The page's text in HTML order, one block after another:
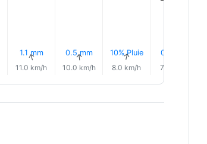
1.1 mm
↑
11.0 km/h
0.5 mm
↑
10.0 km/h
10% Pluie
↑
8.0 km/h
0.0 mm
7.0 km/h